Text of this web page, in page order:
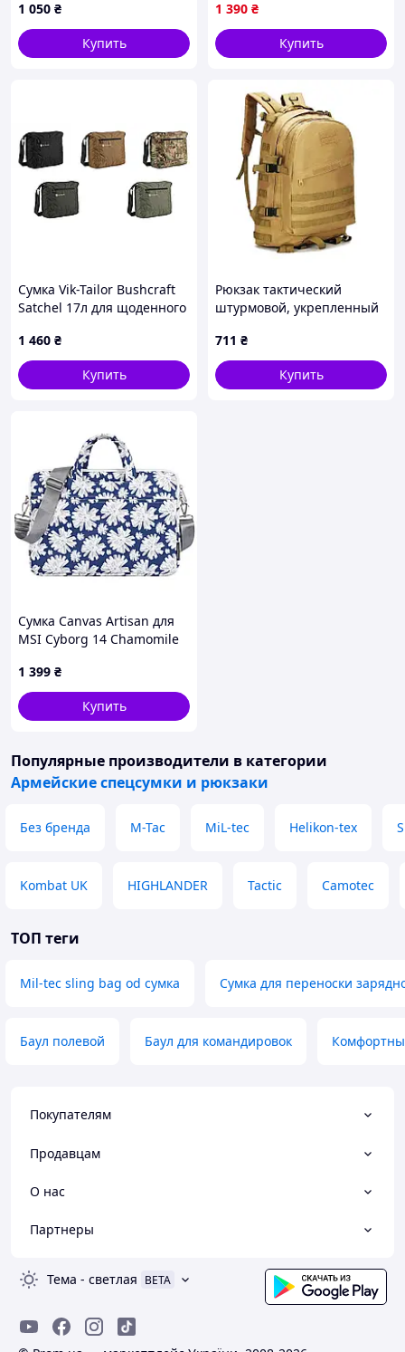
1 050 ₴
Купить
1 390 ₴
Купить
Сумка Vik-Tailor Bushcraft
Satchel 17л для щоденного
1 460 ₴
Купить
Рюкзак тактический
штурмовой, укрепленный
армии, Рюкзак
туристический армейский
711 ₴
Купить
Сумка Canvas Artisan для
MSI Cyborg 14 Chamomile
1 399 ₴
Купить
Популярные производители в категории
Армейские спецсумки и рюкзаки
Без бренда M-Tac MiL-tec Helikon-tex
Kombat UK HIGHLANDER Tactic Camotec
ТОП теги
Mil-tec sling bag od сумка Сумка для переноски
Баул полевой Баул для командировок
Покупателям
Продавцам
О нас
Партнеры
Тема - светлая BETA